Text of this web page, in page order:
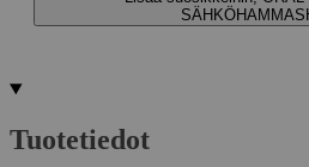
Tuotetiedot